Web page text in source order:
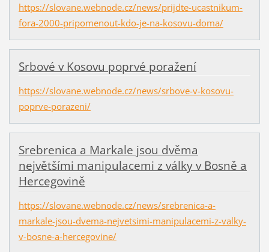
https://slovane.webnode.cz/news/prijdte-ucastnikum-
fora-2000-pripomenout-kdo-je-na-kosovu-doma/
Srbové v Kosovu poprvé poražení
https://slovane.webnode.cz/news/srbove-v-kosovu-
poprve-porazeni/
Srebrenica a Markale jsou dvěma
největšími manipulacemi z války v Bosně a
Hercegovině
https://slovane.webnode.cz/news/srebrenica-a-
markale-jsou-dvema-nejvetsimi-manipulacemi-z-valky-
v-bosne-a-hercegovine/